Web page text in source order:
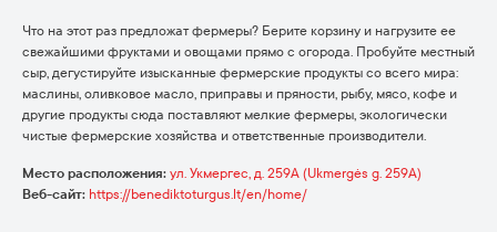
Что на этот раз предложат фермеры? Берите корзину и нагрузите ее
свежайшими фруктами и овощами прямо с огорода. Пробуйте местный
сыр, дегустируйте изысканные фермерские продукты со всего мира:
маслины, оливковое масло, приправы и пряности, рыбу, мясо, кофе и
другие продукты сюда поставляют мелкие фермеры, экологически
чистые фермерские хозяйства и ответственные производители.
Место расположения: ул. Укмергес, д. 259A (Ukmergės g. 259A)
Веб-сайт: https://benediktoturgus.lt/en/home/